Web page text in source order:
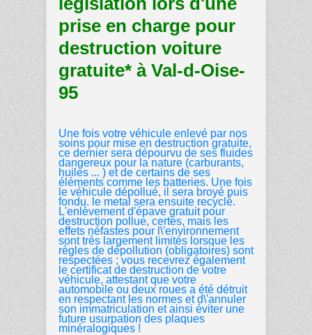
prise en charge pour
destruction voiture
gratuite* à Val-d-Oise-
95
Une fois votre véhicule enlevé par nos
soins pour mise en destruction gratuite,
ce dernier sera dépourvu de ses fluides
dangereux pour la nature (carburants,
huiles ... ) et de certains de ses
éléments comme les batteries. Une fois
le véhicule dépollué, il sera broyé puis
fondu. le metal sera ensuite recyclé.
L'enlèvement d'épave gratuit pour
destruction pollue, certes, mais les
effets néfastes pour l\'environnement
sont très largement limités lorsque les
règles de dépollution (obligatoires) sont
respectées ; vous recevrez également
le certificat de destruction de votre
véhicule, attestant que votre
automobile ou deux roues a été détruit
en respectant les normes et d\'annuler
son immatriculation et ainsi éviter une
future usurpation des plaques
minéralogiques !